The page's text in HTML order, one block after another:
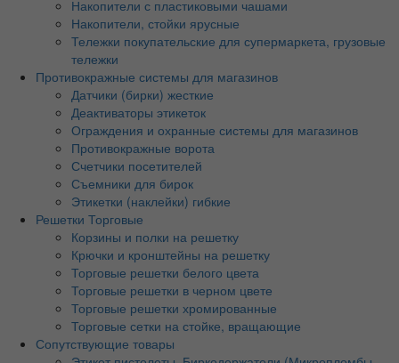
Накопители с пластиковыми чашами
Накопители, стойки ярусные
Тележки покупательские для супермаркета, грузовые
тележки
Противокражные системы для магазинов
Датчики (бирки) жесткие
Деактиваторы этикеток
Ограждения и охранные системы для магазинов
Противокражные ворота
Счетчики посетителей
Съемники для бирок
Этикетки (наклейки) гибкие
Решетки Торговые
Корзины и полки на решетку
Крючки и кронштейны на решетку
Торговые решетки белого цвета
Торговые решетки в черном цвете
Торговые решетки хромированные
Торговые сетки на стойке, вращающие
Сопутствующие товары